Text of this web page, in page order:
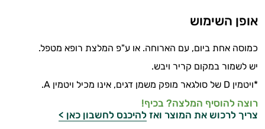
אופן השימוש
כמוסה אחת ביום, עם הארוחה. או ע"פ המלצת רופא מטפל.
יש לשמור במקום קריר ויבש.
*ויטמין D של סולגאר מופק משמן דגים, אינו מכיל ויטמין A
.
רוצה להוסיף המלצה? בכיף!
צריך לרכוש את המוצר ואז להיכנס לחשבון כאן >